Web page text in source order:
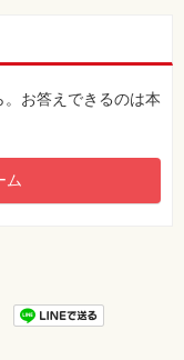
節）
ための構成要素（1.4
せる。
お答えできるのは本
ム